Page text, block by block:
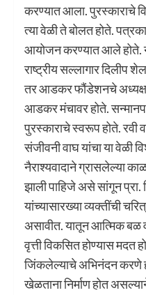
करण्यात आला. पुरस्काराचे
त्या वेळी ते बोलत होते.
आयोजन करण्यात आले
राष्ट्रीय सल्लागार दिलीप
तर आडकर फौंडेशनचे
आडकर मंचावर होते.
पुरस्काराचे स्वरूप होते. रवी
संजीवनी वाघ यांचा या वेळी
नैराश्यवादाने ग्रासलेल्या
झाली पाहिजे असे सांगून प्रा.
यांच्यासारख्या व्यक्तींची
असावीत. यातून आत्मिक बळ
वृत्ती विकसित होण्यास मदत
जिंकलेल्याचे अभिनंदन करणे
खेळताना निर्माण होत